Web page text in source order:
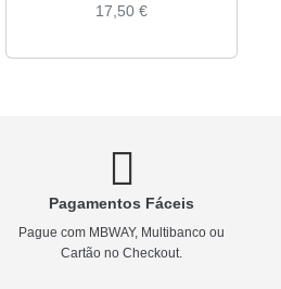
17,50 €
Pagamentos Fáceis
Pague com MBWAY, Multibanco ou
Cartão no Checkout.